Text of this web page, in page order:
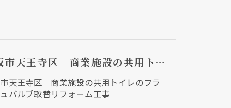
大阪市天王寺区 商業施設の共用トイレのフラッシュバルブ取替リフォーム工事
天王寺区 商業施設の共用トイレのフラ
バルブ取替リフォーム工事